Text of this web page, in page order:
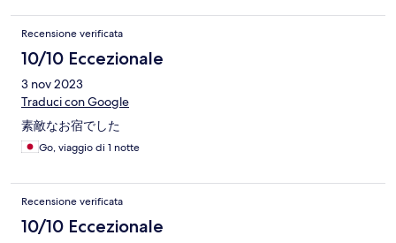
かさに助けられた旅行になりました！
Recensione verificata
10/10 Eccezionale
3 nov 2023
Traduci con Google
素敵なお宿でした
Go, viaggio di 1 notte
Recensione verificata
10/10 Eccezionale